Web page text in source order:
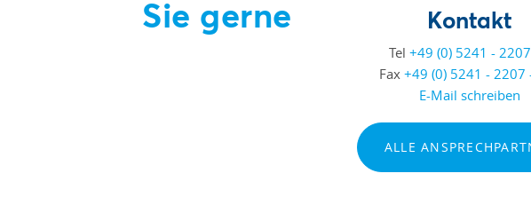
Sie gerne
Kontakt
Tel+49 (0) 5241 -
Fax +49 (0) 5241 - 2207
E-Mail schreiben
ALLE